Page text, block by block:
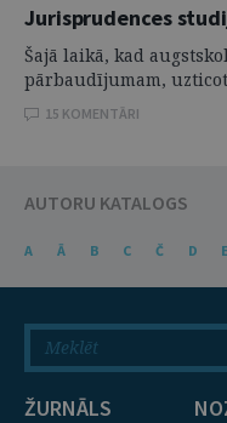
Jurisprudences
Šajā laikā, kad
pārbaudījumam,
15 KOMENTĀRI
AUTORU KATALOGS
A Ā B C Č D E
ŽURNĀLS